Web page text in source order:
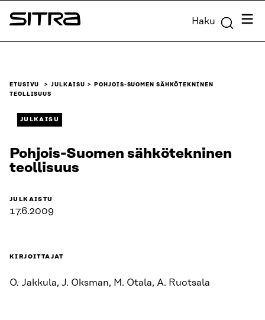
Siirry
suoraan
Sitra Haku
ETUSIVU JULKAISU
POHJOIS-SUOMEN SÄHKÖTEKNINEN
TEOLLISUUS
JULKAISU
Pohjois-Suomen sähkötekninen
teollisuus
JULKAISTU
17.6.2009
KIRJOITTAJAT
O. Jakkula, J. Oksman, M. Otala, A. Ruotsala